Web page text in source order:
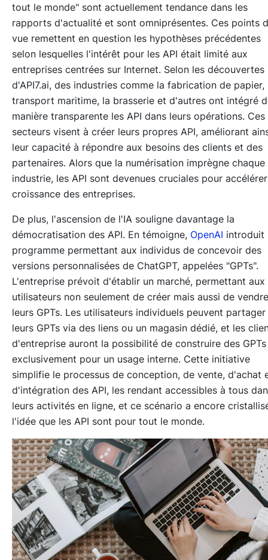
tout le monde" sont actuellement tendance dans les
rapports d'actualité et sont omniprésentes. Ces points
vue remettent en question les hypothèses précédentes
selon lesquelles l'intérêt pour les API était limité aux
entreprises centrées sur Internet. Selon les découvertes
d'API7.ai, des industries comme la fabrication de papier,
transport maritime, la brasserie et d'autres ont intégré
manière transparente les API dans leurs opérations. Ces
secteurs visent à créer leurs propres API, améliorant
leur capacité à répondre aux besoins des clients et des
partenaires. Alors que la numérisation imprègne chaque
industrie, les API sont devenues cruciales pour
croissance des entreprises.
De plus, l'ascension de l'IA souligne davantage la
démocratisation des API. En témoigne, OpenAI introduit
programme permettant aux individus de concevoir des
versions personnalisées de ChatGPT, appelées "GPTs".
L'entreprise prévoit d'établir un marché, permettant aux
utilisateurs non seulement de créer mais aussi de vendre
leurs GPTs. Les utilisateurs individuels peuvent partager
leurs GPTs via des liens ou un magasin dédié, et les
d'entreprise auront la possibilité de construire des GPTs
exclusivement pour un usage interne. Cette initiative
simplifie le processus de conception, de vente, d'achat
d'intégration des API, les rendant accessibles à tous
leurs activités en ligne, et ce scénario a encore
l'idée que les API sont pour tout le monde.